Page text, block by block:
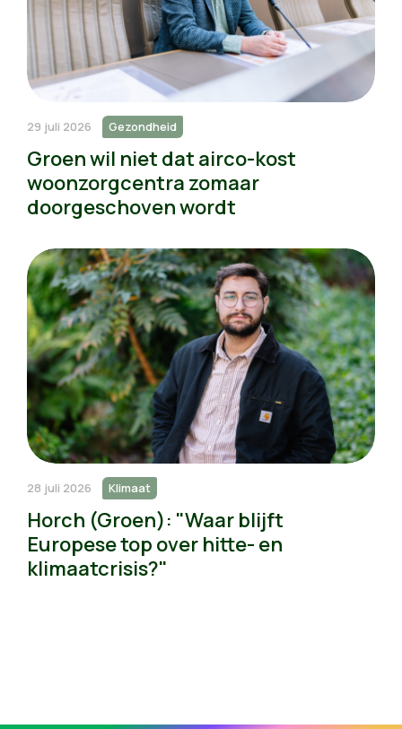
29 juli 2026 Gezondheid
Groen wil niet dat airco-kost
woonzorgcentra zomaar
doorgeschoven wordt
28 juli 2026 Klimaat
Horch (Groen): "Waar blijft
Europese top over hitte- en
klimaatcrisis?"